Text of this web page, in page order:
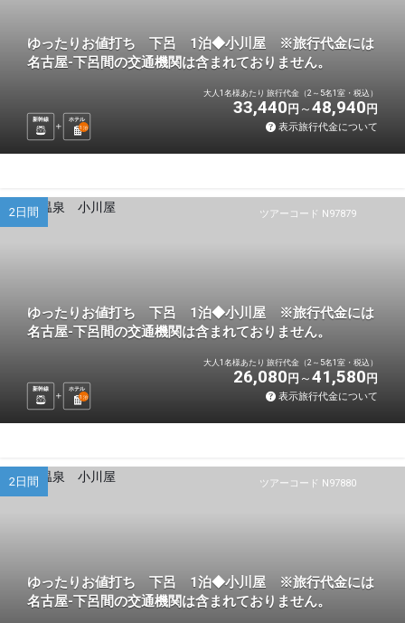
ゆったりお値打ち 下呂 1泊◆小川屋 ※旅行代金には
名古屋-下呂間の交通機関は含まれておりません。
新幹線
ホテル
1 泊
大人1名様あたり 旅行代金（2～5名1室・税込）
33,440 円 48,940 円
表示旅行代金について
ツアーコード N97879
2日間
ゆったりお値打ち 下呂 1泊◆小川屋 ※旅行代金には
名古屋-下呂間の交通機関は含まれておりません。
新幹線
ホテル
1 泊
大人1名様あたり 旅行代金（2～5名1室・税込）
26,080 円 41,580 円
表示旅行代金について
ツアーコード N97880
2日間
ゆったりお値打ち 下呂 1泊◆小川屋 ※旅行代金には
名古屋-下呂間の交通機関は含まれておりません。